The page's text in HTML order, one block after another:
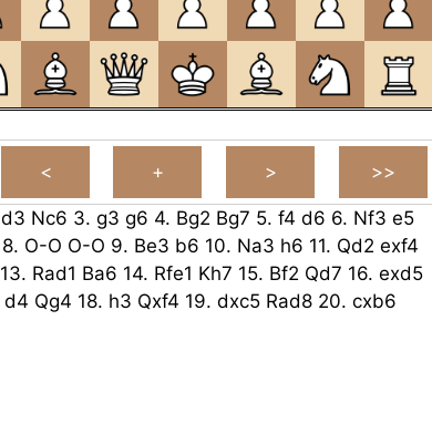
d3 Nc6 3. g3 g6 4. Bg2 Bg7 5. f4 d6 6. Nf3 e5
8. O-O O-O 9. Be3 b6 10. Na3 h6 11. Qd2 exf4
13. Rad1 Ba6 14. Rfe1 Kh7 15. Bf2 Qd7 16. exd5
d4 Qg4 18. h3 Qxf4 19. dxc5 Rad8 20. cxb6